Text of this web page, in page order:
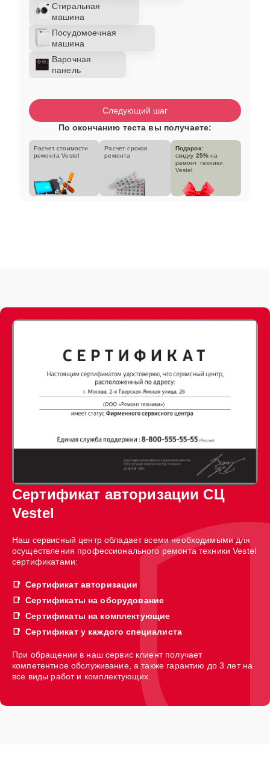
Стиральная
машина
Посудомоечная
машина
Варочная
панель
Следующий шаг
По окончанию теста вы получаете:
Расчет стоимости
ремонта Vestel
Расчет сроков
ремонта
Подарок:
скидку 25% на
ремонт техники
Vestel
Сертификат авторизации СЦ
Vestel
Наш сервисный центр обладает всеми необходимыми для
осуществления профессионального ремонта техники Vestel
сертификатами:
Сертификат авторизации
Сертификаты на оборудование
Сертификаты на комплектующие
Сертификат у каждого специалиста
При обращении в наш сервис клиент получает
компетентное обслуживание, а также гарантию до 3 лет на
все виды работ и комплектующих.